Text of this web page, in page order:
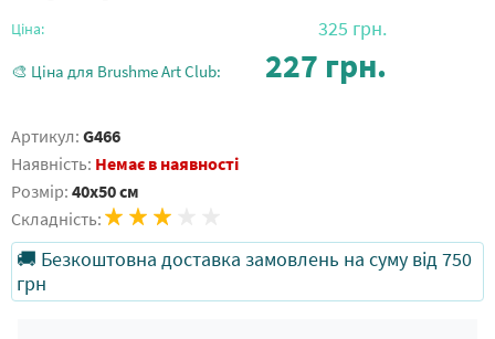
Ціна: 325 грн.
🎨 Ціна для Brushme Art Club: 227 грн.
Артикул: G466
Наявність: Немає в наявності
Розмір: 40x50 см
Складність:
🚚 Безкоштовна доставка замовлень на суму від 750
грн